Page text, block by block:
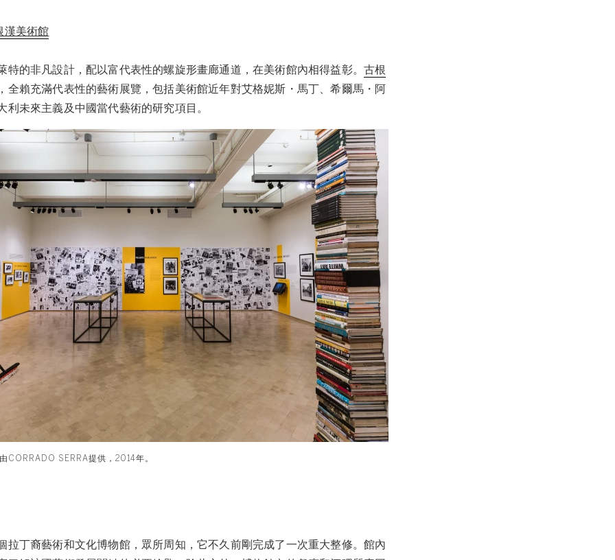
漢美術館
特的非凡設計，配以富代表性的螺旋形畫廊通道，在美術館內相得益彰。 古根
全賴充滿代表性的藝術展覽，包括美術館近年對艾格妮斯・馬丁、希爾馬・阿
利未來主義及中國當代藝術的研究項目。
CORRADO SERRA提供，2014年。
拉丁裔藝術和文化博物館，眾所周知，它不久前剛完成了一次重大整修。館內